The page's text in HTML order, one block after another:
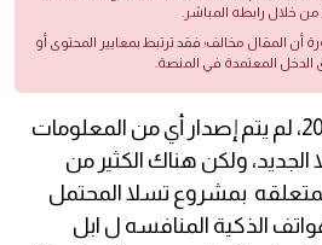
من خلال رابطه المباشر.
أن المقال مخالف؛ فقد ترتبط بمعايير المحتوى أو
الدخل المعتمدة في المنصة.
آخر تحديث في أكتوبر 2023، لم يتم إصدار أي من المعلومات
ولكن هناك الكثير من
بمشروع تسلا المحتمل
الذكية المنافسه ل ابل